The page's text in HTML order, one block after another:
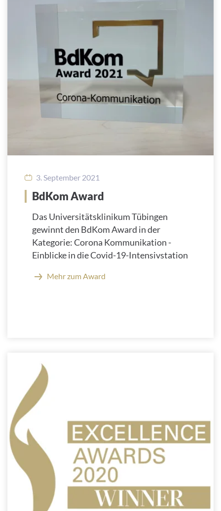
3. September 2021
BdKom Award
Das Universitätsklinikum Tübingen
gewinnt den BdKom Award in der
Kategorie: Corona Kommunikation -
Einblicke in die Covid-19-Intensivstation
Mehr zum Award